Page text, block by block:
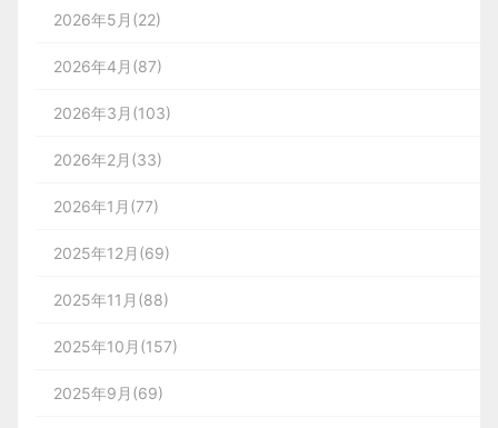
2026年5月(22)
2026年4月(87)
2026年3月(103)
2026年2月(33)
2026年1月(77)
2025年12月(69)
2025年11月(88)
2025年10月(157)
2025年9月(69)